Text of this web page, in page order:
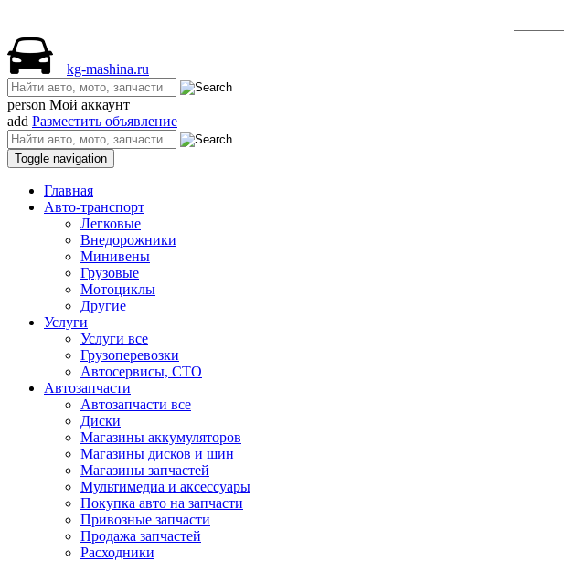
kg-mashina.ru
person Мой аккаунт
add Разместить объявление
Toggle navigation
Главная
Авто-транспорт
Легковые
Внедорожники
Минивены
Грузовые
Мотоциклы
Другие
Услуги
Услуги все
Грузоперевозки
Автосервисы, СТО
Автозапчасти
Автозапчасти все
Диски
Магазины аккумуляторов
Магазины дисков и шин
Магазины запчастей
Мультимедиа и аксессуары
Покупка авто на запчасти
Привозные запчасти
Продажа запчастей
Расходники